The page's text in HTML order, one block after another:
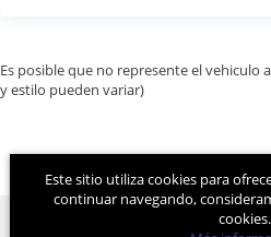
Es posible que no represente el vehiculo
y estilo pueden variar)
Este sitio utiliza cookies para
continuar navegando,
cookies.